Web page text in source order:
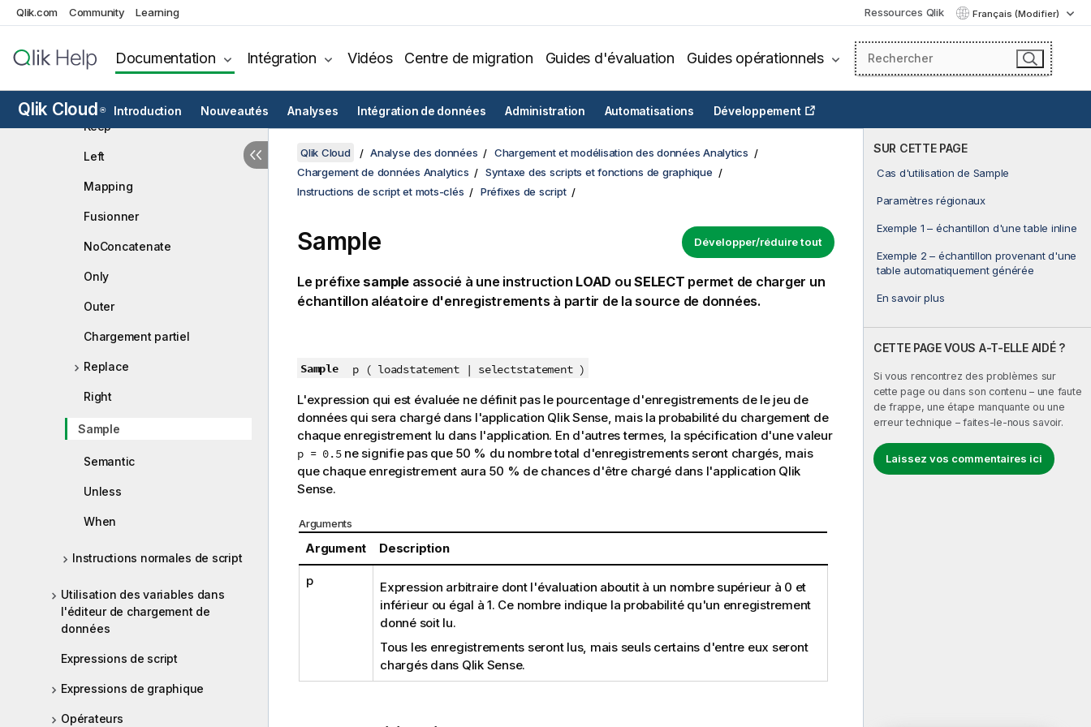
Qlik.com Community Learning Ressources Qlik Français (Modifier)
Documentation Intégration Vidéos Centre de migration Guides d'évaluation Guides opérationnels
Qlik Cloud ® Introduction Nouveautés Analyses Intégration de données Administration Automatisations Développement
HierarchyBelongsTo
IntervalMatch
Keep
Left
Mapping
Fusionner
NoConcatenate
Only
Outer
Chargement partiel
Replace
Right
Sample
Semantic
Unless
When
Instructions normales de script
Utilisation des variables dans
l'éditeur de chargement de
données
Expressions de script
Expressions de graphique
Opérateurs
SUR CETTE PAGE
Cas d'utilisation de Sample
Paramètres régionaux
Exemple 1 – échantillon d'une table inline
Exemple 2 – échantillon provenant d'une
table automatiquement générée
En savoir plus
CETTE PAGE VOUS A-T-ELLE AIDÉ ?
Si vous rencontrez des problèmes sur
cette page ou dans son contenu – une faute
de frappe, une étape manquante ou une
erreur technique – faites-le-nous savoir.
Laissez vos commentaires ici
Qlik Cloud Analyse des données
Chargement et modélisation des données Analytics
Chargement de données Analytics
Syntaxe des scripts et fonctions de graphique
Instructions de script et mots-clés
Préfixes de script
Développer/réduire tout
Sample
Le préfixe sampleassocié à une instruction LOAD ou SELECT permet de charger un
échantillon aléatoire d'enregistrements à partir de la source de données.
Sample p ( loadstatement | selectstatement )
L'expression qui est évaluée ne définit pas le pourcentage d'enregistrements de le jeu de
donnéesqui sera chargé dans l'application Qlik Sense, mais la probabilité du chargement de
chaque enregistrement lu dans l'application. En d'autres termes, la spécification d'une valeur
p = 0.5ne signifie pas que 50 % du nombre total d'enregistrements seront chargés, mais
que chaque enregistrement aura 50 % de chances d'être chargé dans l'application Qlik
Sense.
Arguments
Argument Description
p
Expression arbitraire dont l'évaluation aboutit à un nombre supérieur à 0 et
inférieur ou égal à 1. Ce nombre indique la probabilité qu'un enregistrement
donné soit lu.
Tous les enregistrements seront lus, mais seuls certains d'entre eux seront
chargés dans Qlik Sense.